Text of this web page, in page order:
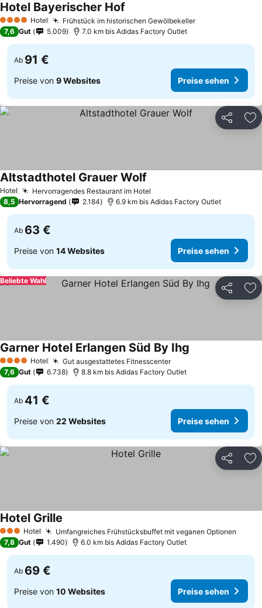
4 Sterne Hotel Frühstück im historischen GewölbekellerPreise sehen
Hotel Bayerischer Hof
7,6 Gut 5.009 7.0 km bis Adidas Factory Outlet
Ab 91 €
Preise von 9 Websites Preise sehen
Teilen
Hotel Hervorragendes Restaurant im Hotel
Altstadthotel Grauer Wolf
8,5 Hervorragend 2.184 6.9 km bis Adidas Factory Outlet
Ab 63 €
Preise von 14 Websites Preise sehen
Teilen
Beliebte Wahl
4 Sterne Hotel Gut ausgestattetes FitnesscenterPreise sehen
Garner Hotel Erlangen Süd By Ihg
7,6 Gut 6.738 8.8 km bis Adidas Factory Outlet
Ab 41 €
Preise von 22 Websites Preise sehen
Teilen
3 SterneHotel Umfangreiches Frühstücksbuffet mit veganen Optionen
Hotel Grille
7,8 Gut 1.490 6.0 km bis Adidas Factory Outlet
Ab 69 €
Preise von 10 Websites Preise sehen